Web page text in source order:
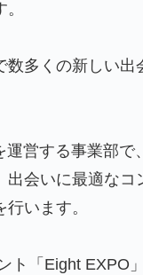
多くの新しい
営する事業部
会いに最適な
います。
ト「Eight EXPO